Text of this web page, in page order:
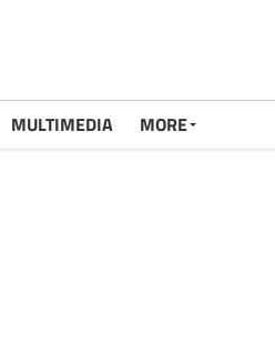
MULTIMEDIA MORE